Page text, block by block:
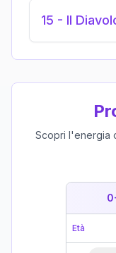
15 - Il
Scopri l'energia
Età